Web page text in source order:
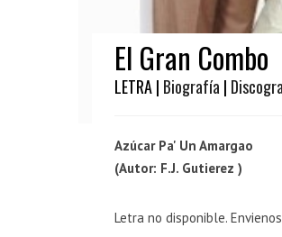
El Gran Combo
LETRA | Biografía |
Azúcar Pa' Un Amargao
(Autor: F.J. Gutierez )
Letra no disponible.